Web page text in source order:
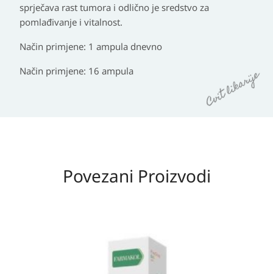
sprječava rast tumora i odlično je sredstvo za
pomlađivanje i vitalnost.
Način primjene: 1 ampula dnevno
Način primjene: 16 ampula
Povezani Proizvodi